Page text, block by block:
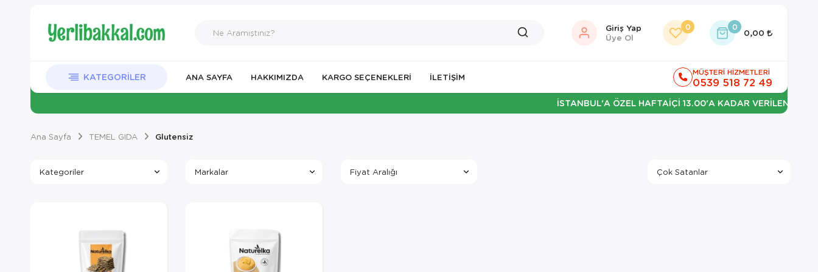
Giriş Yap
Üye Ol
0 0
0,00
KATEGORILER ANA SAYFA HAKKIMIZDA KARGO SEÇENEKLERİ İLETIŞIM MÜŞTERİ HİZMETLERİ
0539 518 72 49
İSTANBUL'A ÖZEL HAFTAİÇİ 13.00'A KADAR VERİLEN
Ana Sayfa TEMEL GIDA Glutensiz
Kategoriler Markalar Fiyat Aralığı